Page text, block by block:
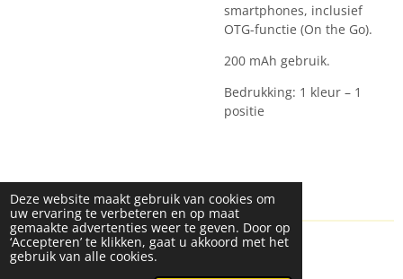
Deze website maakt gebruik van cookies om
uw ervaring te verbeteren en op maat
gemaakte advertenties weer te geven. Door op
‘Accepteren’ te klikken, gaat u akkoord met het
gebruik van alle cookies.
smartphones, inclusief
OTG-functie (On the Go).
200 mAh gebruik.
Bedrukking: 1 kleur – 1
positie
© 2024 Custom Made By C-BrightALGEMENE
VOORWAARDEN